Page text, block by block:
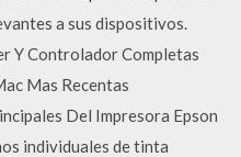
a sus dispositivos.
Y Controlador Completas
Mas Recentas
Del Impresora Epson
individuales de tinta